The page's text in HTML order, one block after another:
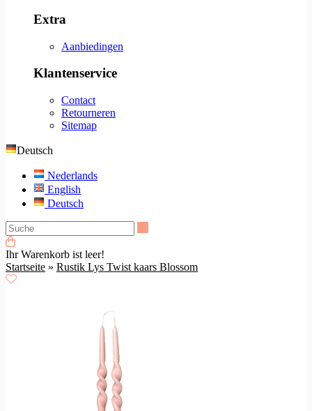
Extra
Aanbiedingen
Klantenservice
Contact
Retourneren
Sitemap
Deutsch
Nederlands
English
Deutsch
Ihr Warenkorb ist leer!
Startseite » Rustik Lys Twist kaars Blossom